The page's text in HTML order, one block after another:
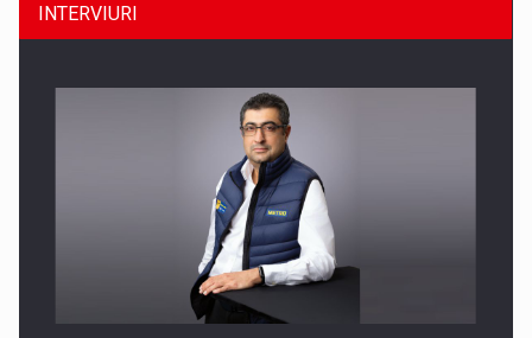
CEO Conference - Shaping The Future - Technology and…
INTERVIURI